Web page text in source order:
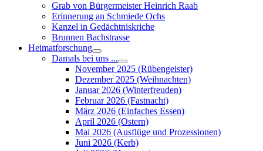
Grab von Bürgermeister Heinrich Raab
Erinnerung an Schmiede Ochs
Kanzel in Gedächtniskriche
Brunnen Bachstrasse
Heimatforschung
Damals bei uns ...
November 2025 (Rübengeister)
Dezember 2025 (Weihnachten)
Januar 2026 (Winterfreuden)
Februar 2026 (Fastnacht)
März 2026 (Einfaches Essen)
April 2026 (Ostern)
Mai 2026 (Ausflüge und Prozessionen)
Juni 2026 (Kerb)